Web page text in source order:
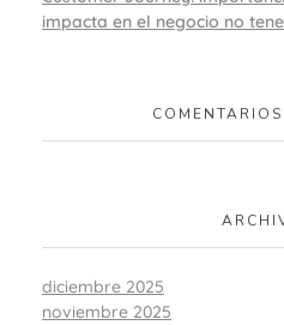
impacta en el negocio no
diciembre 2025
noviembre 2025